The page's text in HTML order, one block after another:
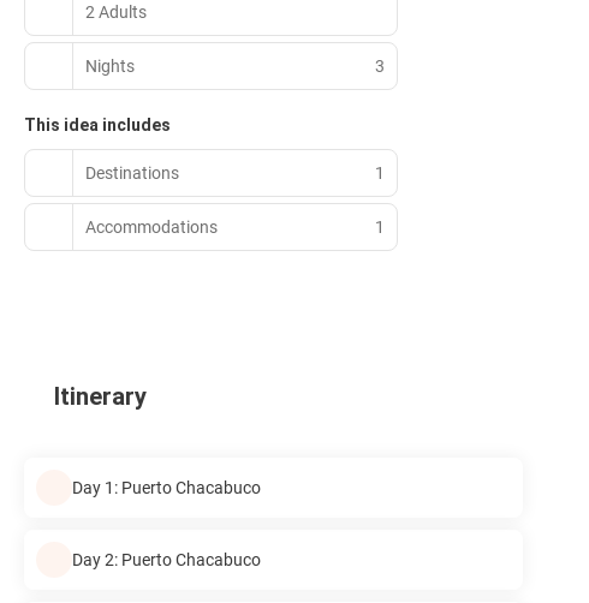
2 Adults
Nights 3
This idea includes
Destinations 1
Accommodations 1
Itinerary
Day 1: Puerto Chacabuco
Day 2: Puerto Chacabuco